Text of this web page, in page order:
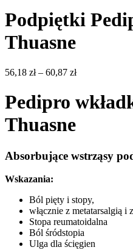
Podpiętki
Thuasne
56,18 zł – 60,87 złZakres
56,18 zł
Pedipro
Thuasne
Absorbujące wstrząsy
Wskazania:
Ból pięty i stopy,
włącznie z metatarsalgią
Stopa reumatoidalna
Ból śródstopia
Ulga dla ścięgien